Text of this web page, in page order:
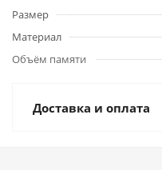
Размер
Материал
Объём памяти
Доставка и оплата